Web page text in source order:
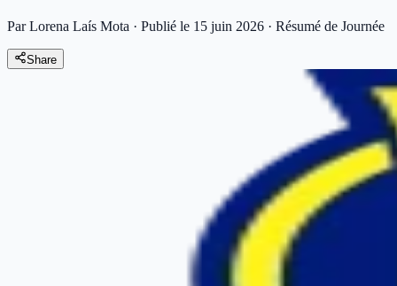
Par Lorena Laís Mota · Publié le 15 juin 2026 · Résumé de Journée
Share